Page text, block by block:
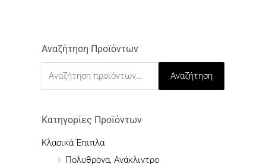
Αναζήτηση Προϊόντων
Α
ή
τ
Αναζήτηση
Κατηγορίες Προϊόντων
Κλασικά Έπιπλα
Πολυθρόνα, Ανάκλιντρο